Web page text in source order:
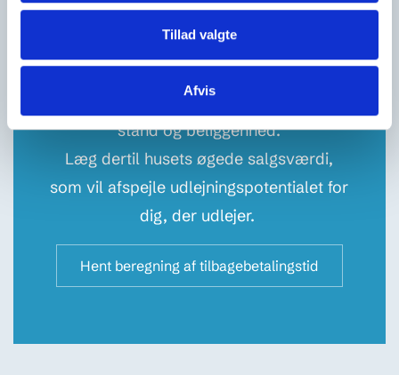
Tillad valgte
Afvis
et ældre feriehus kan
Bronzekogle - Fokus på energi
I løbet 10 år kan udgifterne være
hængig af feriehusets
stand og beliggenhed.
Læg dertil husets øgede salgsværdi,
som vil afspejle udlejningspotentialet for
dig, der udlejer.
Hent beregning af tilbagebetalingstid